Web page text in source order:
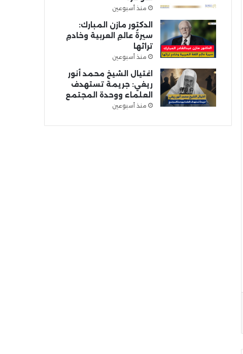
منذ أسبوعين
الدكتور مازن المبارك:
سيرةُ عالمِ العربية وخادمِ
تراثها
منذ أسبوعين
اغتيال الشيخ محمد أنور
ريغي: جريمة تستهدف
العلماء ووحدة المجتمع
منذ أسبوعين